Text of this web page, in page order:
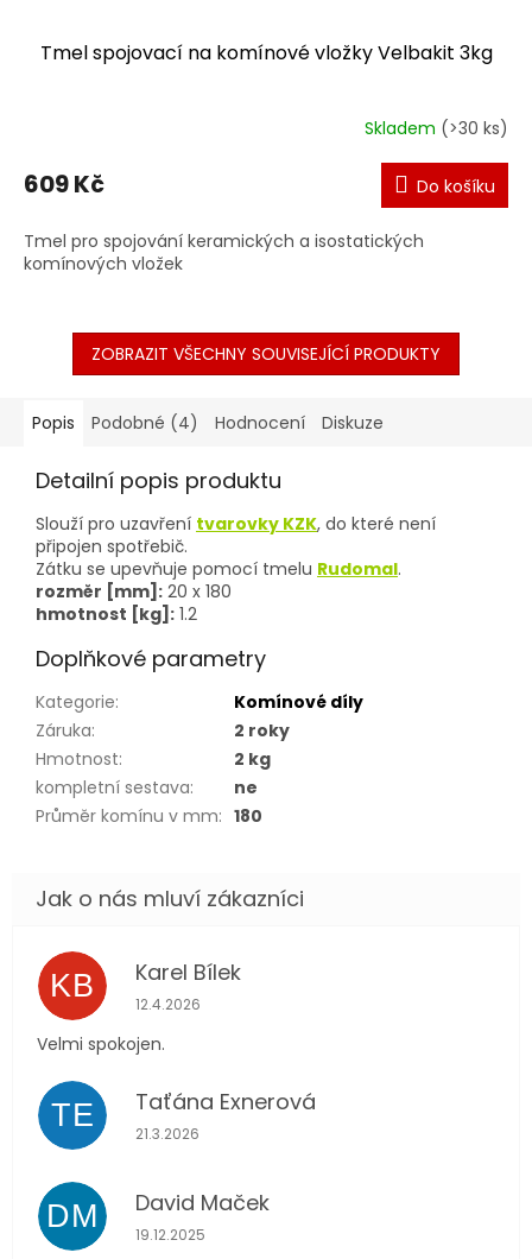
Tmel spojovací na komínové vložky Velbakit 3kg
Skladem (>30 ks)
609 Kč Do košíku
Tmel pro spojování keramických a isostatických
komínových vložek
ZOBRAZIT VŠECHNY SOUVISEJÍCÍ PRODUKTY
Popis Podobné (4) Hodnocení Diskuze
Detailní popis produktu
Slouží pro uzavření tvarovky KZK, do které není
připojen spotřebič.
Zátku se upevňuje pomocí tmelu Rudomal.
rozměr [mm]: 20 x 180
hmotnost [kg]: 1.2
Doplňkové parametry
Kategorie:
Komínové díly
Záruka:
2 roky
Hmotnost:
2 kg
kompletní sestava:
ne
Průměr komínu v mm: 180
KB Karel Bílek
Hodnocení obchodu je 5 z 5 hvězdiček.
12.4.2026
Velmi spokojen.
TE Taťána Exnerová
Hodnocení obchodu je 5 z 5 hvězdiček.
21.3.2026
DM David Maček
Hodnocení obchodu je 5 z 5 hvězdiček.
19.12.2025